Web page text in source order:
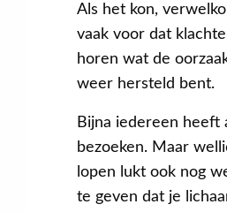
Als het kon,
vaak voor dat
horen wat de
weer hersteld bent.
Bijna iedereen heeft
bezoeken. Maar
lopen lukt ook nog
te geven dat je